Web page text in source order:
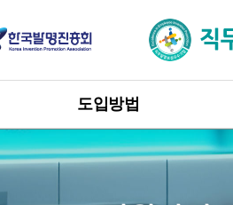
직무발명제도
도입방법
도입방법 안내